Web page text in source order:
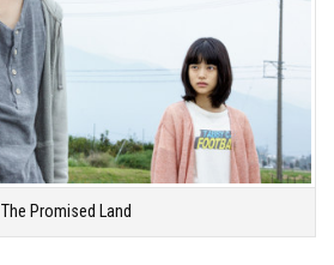
The Promised Land